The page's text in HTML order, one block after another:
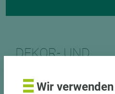
DEKOR- UND
Wir